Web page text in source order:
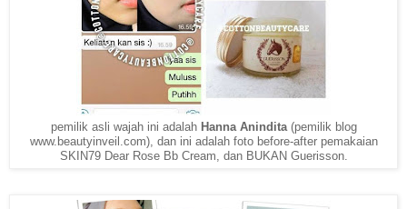
pemilik asli wajah ini adalah Hanna Anindita(pemilik blog
www.beautyinveil.com), dan ini adalah foto before-after pemakaian
SKIN79 Dear Rose Bb Cream, dan BUKAN Guerisson.